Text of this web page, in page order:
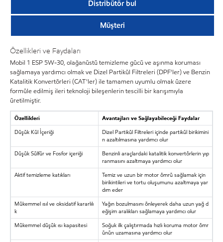
Distribütör bul
Müşteri
Özellikleri ve Faydaları
Mobil 1 ESP 5W-30, olağanüstü temizleme gücü ve aşınma koruması
sağlamaya yardımcı olmak ve Dizel Partikül Filtreleri (DPF'ler) ve Benzin
Katalitik Konvertörleri (CAT'ler) ile tamamen uyumlu olmak üzere
formüle edilmiş ileri teknoloji bileşenlerin tescilli bir karışımıyla
üretilmiştir.
Özellikleri
Avantajları ve Sağlayabileceği Faydalar
Düşük Kül İçeriği
Dizel Partikül Filtreleri içinde partikül birikimini
n azaltılmasına yardımcı olur
Düşük Sülfür ve Fosfor içeriği
Benzinli araçlardaki katalitik konvertörlerin yıp
ranmasını azaltmaya yardımcı olur
Aktif temizleme katıkları
Temiz ve uzun bir motor ömrü sağlamak için
birikintileri ve tortu oluşumunu azaltmaya yar
dım eder
Mükemmel ısıl ve oksidatif kararlılı
k
Yağın bozulmasını önleyerek daha uzun yağ d
eğişim aralıkları sağlamaya yardımcı olur
Mükemmel düşük ısı kapasitesi
Soğuk ilk çalıştırmada hızlı koruma motor ömr
ünün uzamasına yardımcı olur